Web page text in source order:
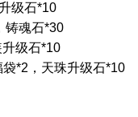
级石*10
铸魂石*30
升级石*10
袋*2 ，天珠升级石*10